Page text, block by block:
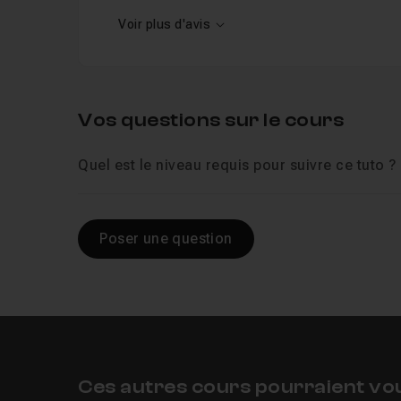
Voir plus d'avis
Vos questions sur le cours
Quel est le niveau requis pour suivre ce tuto ?
Poser une question
Ces autres cours pourraient